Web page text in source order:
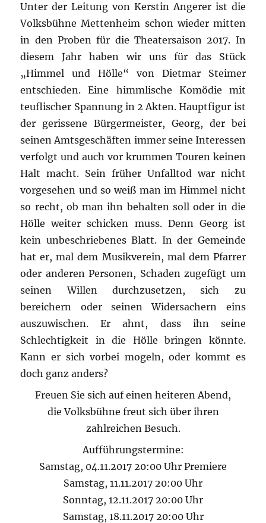
Unter der Leitung von Kerstin Angerer ist die
Volksbühne Mettenheim schon wieder mitten
in den Proben für die Theatersaison 2017. In
diesem Jahr haben wir uns für das Stück
„Himmel und Hölle“ von Dietmar Steimer
entschieden. Eine himmlische Komödie mit
teuflischer Spannung in 2 Akten. Hauptfigur ist
der gerissene Bürgermeister, Georg, der bei
seinen Amtsgeschäften immer seine Interessen
verfolgt und auch vor krummen Touren keinen
Halt macht. Sein früher Unfalltod war nicht
vorgesehen und so weiß man im Himmel nicht
so recht, ob man ihn behalten soll oder in die
Hölle weiter schicken muss. Denn Georg ist
kein unbeschriebenes Blatt. In der Gemeinde
hat er, mal dem Musikverein, mal dem Pfarrer
oder anderen Personen, Schaden zugefügt um
seinen Willen durchzusetzen, sich zu
bereichern oder seinen Widersachern eins
auszuwischen. Er ahnt, dass ihn seine
Schlechtigkeit in die Hölle bringen könnte.
Kann er sich vorbei mogeln, oder kommt es
doch ganz anders?
Freuen Sie sich auf einen heiteren Abend,
die Volksbühne freut sich über ihren
zahlreichen Besuch.
Aufführungstermine:
Samstag, 04.11.2017 20:00 Uhr Premiere
Samstag, 11.11.2017 20:00 Uhr
Sonntag, 12.11.2017 20:00 Uhr
Samstag, 18.11.2017 20:00 Uhr